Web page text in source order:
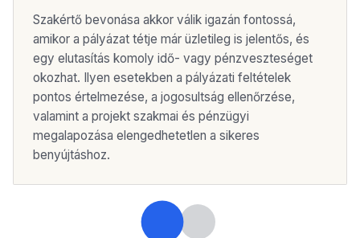
Szakértő bevonása akkor válik igazán fontossá,
amikor a pályázat tétje már üzletileg is jelentős, és
egy elutasítás komoly idő- vagy pénzveszteséget
okozhat. Ilyen esetekben a pályázati feltételek
pontos értelmezése, a jogosultság ellenőrzése,
valamint a projekt szakmai és pénzügyi
megalapozása elengedhetetlen a sikeres
benyújtáshoz.